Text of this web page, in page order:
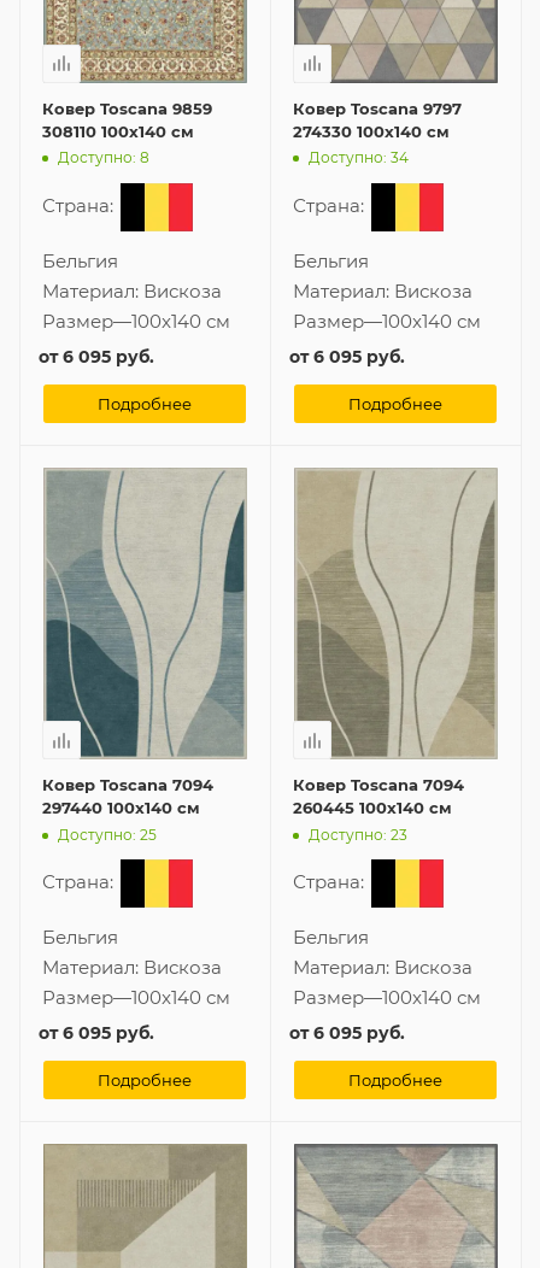
Ковер Toscana 9859
308110 100x140 см
Доступно: 8
Страна:
Бельгия
Материал: Вискоза
Размер—100x140 см
от6 095 руб.
Подробнее
Ковер Toscana 9797
274330 100x140 см
Доступно: 34
Страна:
Бельгия
Материал: Вискоза
Размер—100x140 см
от6 095 руб.
Подробнее
Ковер Toscana 7094
297440 100x140 см
Доступно: 25
Страна:
Бельгия
Материал: Вискоза
Размер—100x140 см
от6 095 руб.
Подробнее
Ковер Toscana 7094
260445 100x140 см
Доступно: 23
Страна:
Бельгия
Материал: Вискоза
Размер—100x140 см
от6 095 руб.
Подробнее